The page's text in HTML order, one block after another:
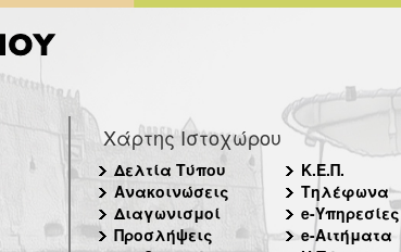
Χάρτης Ιστοχώρου
Δελτία Τύπου
Ανακοινώσεις
Διαγωνισμοί
Προσλήψεις
Κ.Ε.Π.
Τηλέφωνα
e-Υπηρεσίες
e-Αιτήματα